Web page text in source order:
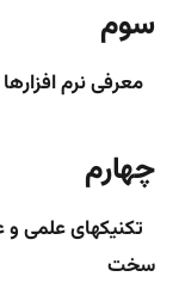
سوم
معرفی نرم
چهارم
تکنیکهای علمی و
سخت